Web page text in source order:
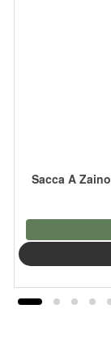
Sacca A